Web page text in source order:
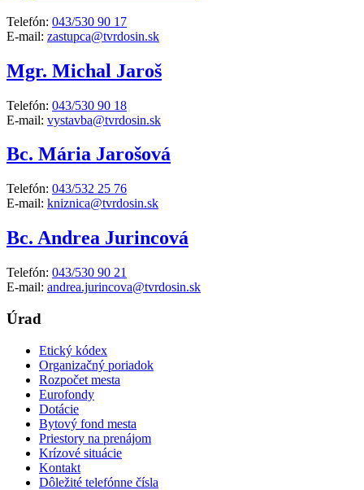
Telefón: 043/530 90 17
E-mail: zastupca@tvrdosin.sk
Mgr. Michal Jaroš
Telefón: 043/530 90 18
E-mail: vystavba@tvrdosin.sk
Bc. Mária Jarošová
Telefón: 043/532 25 76
E-mail: kniznica@tvrdosin.sk
Bc. Andrea Jurincová
Telefón: 043/530 90 21
E-mail: andrea.jurincova@tvrdosin.sk
Úrad
Etický kódex
Organizačný poriadok
Rozpočet mesta
Eurofondy
Dotácie
Bytový fond mesta
Priestory na prenájom
Krízové situácie
Kontakt
Dôležité telefónne čísla